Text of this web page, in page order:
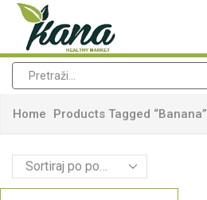
Home Products Tagged “banana”